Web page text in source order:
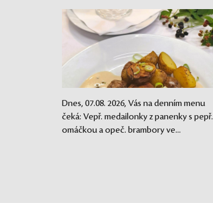
Dnes, 07.08. 2026, Vás na denním menu
čeká: Vepř. medailonky z panenky s pepř.
omáčkou a opeč. brambory ve...